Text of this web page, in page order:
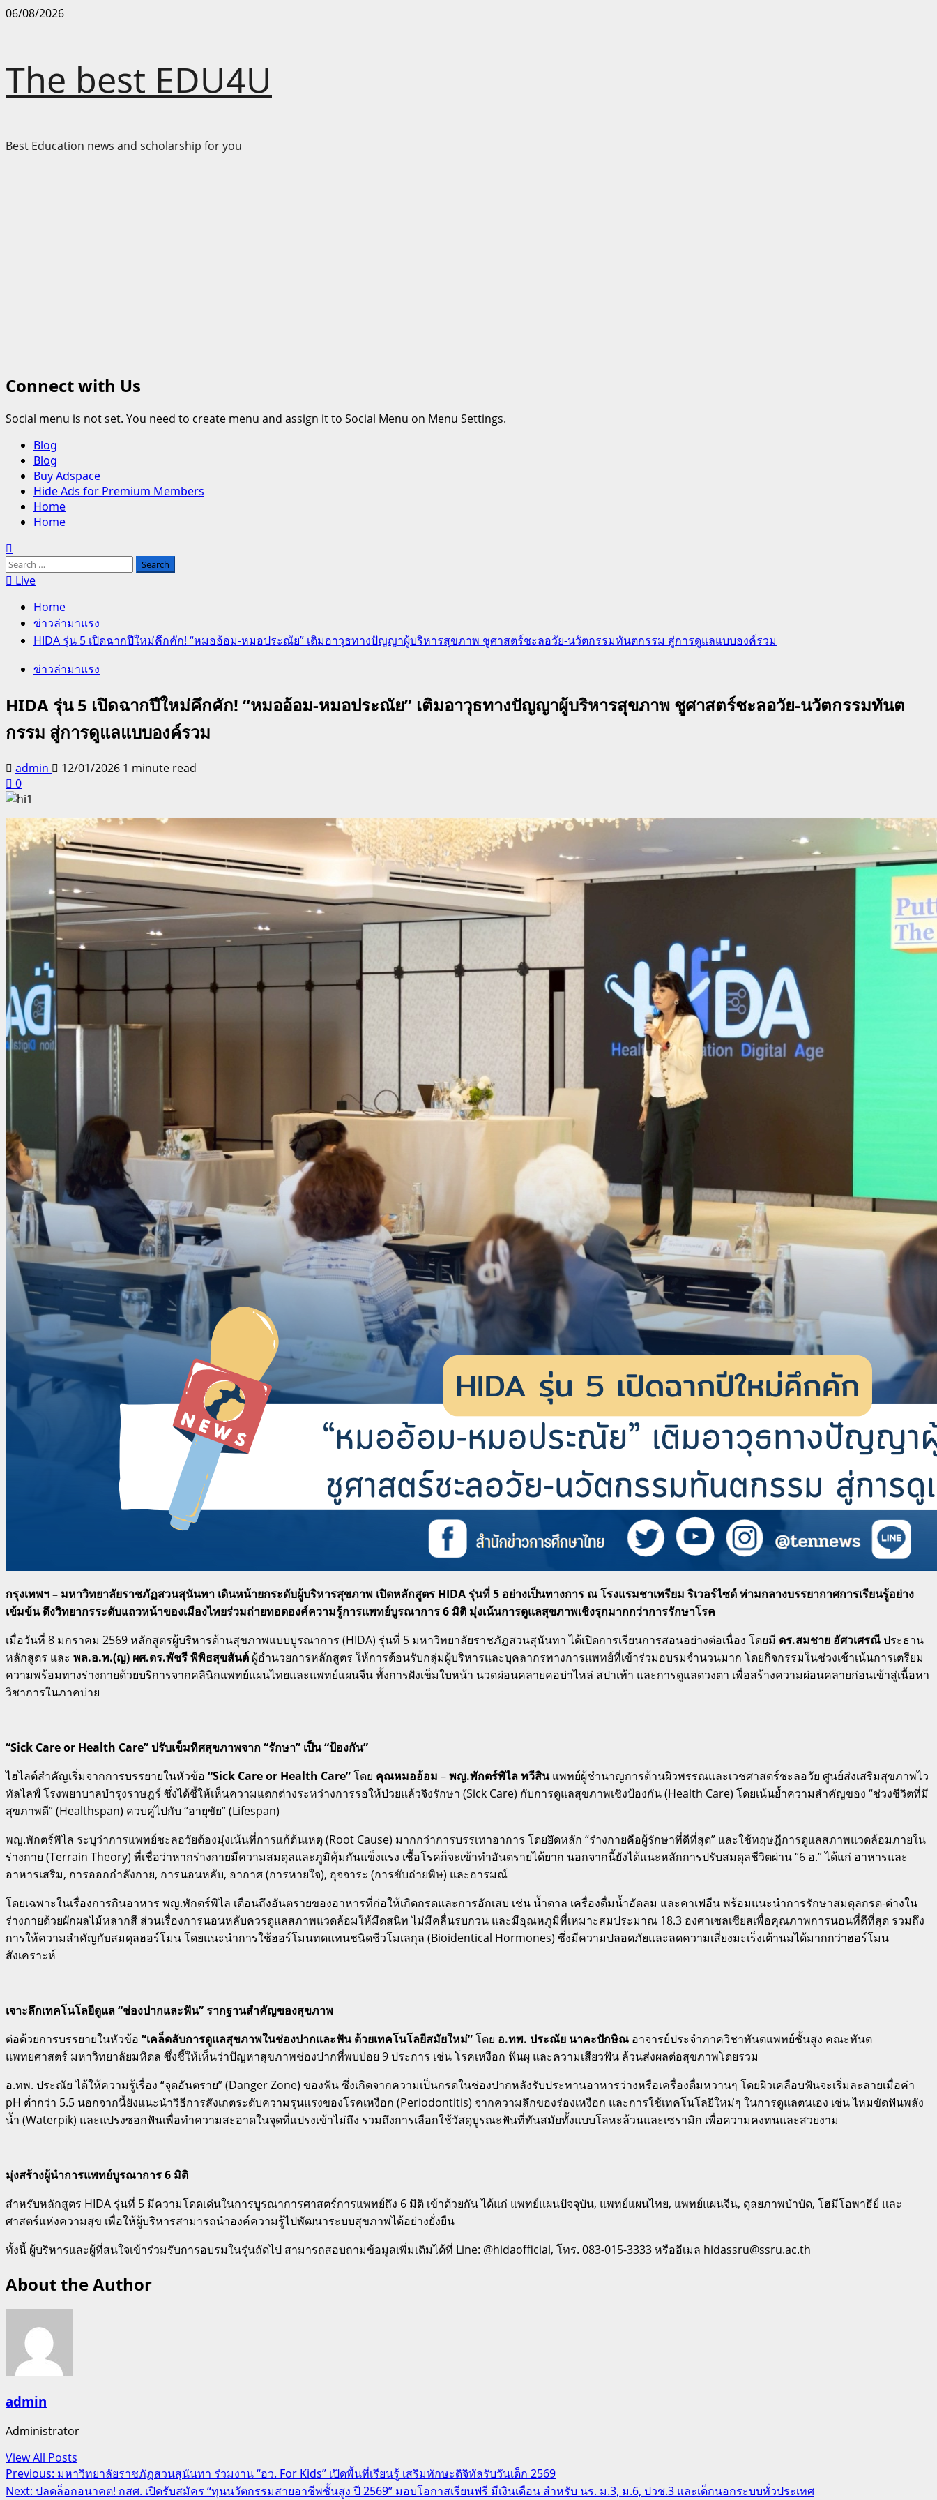
Skip
06/08/2026
The best EDU4U
Best Education news and scholarship for you
Connect with Us
Social menu is not set. You need to create menu and assign it to Social Menu on Menu Settings.
Primary
Menu
Blog
Blog
Buy Adspace
Hide Ads for Premium Members
Home
Home
Search
for:Live
Home
ข่าวล่ามาแรง
HIDA รุ่น 5 เปิดฉากปีใหม่คึกคัก! “หมออ้อม-หมอประณัย” เติมอาวุธทางปัญญาผู้บริหารสุขภาพ ชูศาสตร์ชะลอวัย-นวัตกรรมทันตกรรม สู่การดูแลแบบองค์รวม
ข่าวล่ามาแรง
HIDA รุ่น 5 เปิดฉากปีใหม่คึกคัก! “หมออ้อม-หมอประณัย” เติมอาวุธทางปัญญาผู้บริหารสุขภาพ ชูศาสตร์ชะลอวัย-นวัตกรรมทันต
กรรม สู่การดูแลแบบองค์รวม
admin 12/01/2026 1 minute read
0
กรุงเทพฯ – มหาวิทยาลัยราชภัฏสวนสุนันทา เดินหน้ายกระดับผู้บริหารสุขภาพ เปิดหลักสูตร HIDA รุ่นที่ 5 อย่างเป็นทางการ ณ โรงแรมชาเทรียม ริเวอร์ไซด์ ท่ามกลางบรรยากาศการเรียนรู้อย่าง
เข้มข้น ดึงวิทยากรระดับแถวหน้าของเมืองไทยร่วมถ่ายทอดองค์ความรู้การแพทย์บูรณาการ 6 มิติ มุ่งเน้นการดูแลสุขภาพเชิงรุกมากกว่าการรักษาโรค
เมื่อวันที่ 8 มกราคม 2569 หลักสูตรผู้บริหารด้านสุขภาพแบบบูรณาการ (HIDA) รุ่นที่ 5 มหาวิทยาลัยราชภัฏสวนสุนันทา ได้เปิดการเรียนการสอนอย่างต่อเนื่อง โดยมี ดร.สมชาย อัศวเศรณีประธาน
หลักสูตร และ พล.อ.ท.(ญ) ผศ.ดร.พัชรี พิพิธสุขสันต์ ผู้อำนวยการหลักสูตร ให้การต้อนรับกลุ่มผู้บริหารและบุคลากรทางการแพทย์ที่เข้าร่วมอบรมจำนวนมาก โดยกิจกรรมในช่วงเช้าเน้นการเตรียม
ความพร้อมทางร่างกายด้วยบริการจากคลินิกแพทย์แผนไทยและแพทย์แผนจีน ทั้งการฝังเข็มใบหน้า นวดผ่อนคลายคอบ่าไหล่ สปาเท้า และการดูแลดวงตา เพื่อสร้างความผ่อนคลายก่อนเข้าสู่เนื้อหา
วิชาการในภาคบ่าย
“Sick Care or Health Care” ปรับเข็มทิศสุขภาพจาก “รักษา” เป็น “ป้องกัน”
ไฮไลต์สำคัญเริ่มจากการบรรยายในหัวข้อ “Sick Care or Health Care”โดย คุณหมออ้อม –พญ.พักตร์พิไล ทวีสินแพทย์ผู้ชำนาญการด้านผิวพรรณและเวชศาสตร์ชะลอวัย ศูนย์ส่งเสริมสุขภาพไว
ทัลไลฟ์ โรงพยาบาลบำรุงราษฎร์ ซึ่งได้ชี้ให้เห็นความแตกต่างระหว่างการรอให้ป่วยแล้วจึงรักษา (Sick Care) กับการดูแลสุขภาพเชิงป้องกัน (Health Care) โดยเน้นย้ำความสำคัญของ “ช่วงชีวิตที่มี
สุขภาพดี” (Healthspan) ควบคู่ไปกับ “อายุขัย” (Lifespan)
พญ.พักตร์พิไล ระบุว่าการแพทย์ชะลอวัยต้องมุ่งเน้นที่การแก้ต้นเหตุ (Root Cause) มากกว่าการบรรเทาอาการ โดยยึดหลัก “ร่างกายคือผู้รักษาที่ดีที่สุด” และใช้ทฤษฎีการดูแลสภาพแวดล้อมภายใน
ร่างกาย (Terrain Theory) ที่เชื่อว่าหากร่างกายมีความสมดุลและภูมิคุ้มกันแข็งแรง เชื้อโรคก็จะเข้าทำอันตรายได้ยาก นอกจากนี้ยังได้แนะหลักการปรับสมดุลชีวิตผ่าน “6 อ.”ได้แก่ อาหารและ
อาหารเสริม, การออกกำลังกาย, การนอนหลับ, อากาศ (การหายใจ), อุจจาระ (การขับถ่ายพิษ) และอารมณ์
โดยเฉพาะในเรื่องการกินอาหาร พญ.พักตร์พิไล เตือนถึงอันตรายของอาหารที่ก่อให้เกิดกรดและการอักเสบ เช่น น้ำตาล เครื่องดื่มน้ำอัดลม และคาเฟอีนพร้อมแนะนำการรักษาสมดุลกรด-ด่างใน
ร่างกายด้วยผักผลไม้หลากสี ส่วนเรื่องการนอนหลับควรดูแลสภาพแวดล้อมให้มืดสนิท ไม่มีคลื่นรบกวน และมีอุณหภูมิที่เหมาะสมประมาณ 18.3 องศาเซลเซียสเพื่อคุณภาพการนอนที่ดีที่สุด รวมถึง
การให้ความสำคัญกับสมดุลฮอร์โมน โดยแนะนำการใช้ฮอร์โมนทดแทนชนิดชีวโมเลกุล (Bioidentical Hormones) ซึ่งมีความปลอดภัยและลดความเสี่ยงมะเร็งเต้านมได้มากกว่าฮอร์โมน
สังเคราะห์
เจาะลึกเทคโนโลยีดูแล “ช่องปากและฟัน” รากฐานสำคัญของสุขภาพ
ต่อด้วยการบรรยายในหัวข้อ “เคล็ดลับการดูแลสุขภาพในช่องปากและฟัน ด้วยเทคโนโลยีสมัยใหม่”โดย อ.ทพ. ประณัย นาคะปักษิณ อาจารย์ประจำภาควิชาทันตแพทย์ชั้นสูง คณะทันต
แพทยศาสตร์ มหาวิทยาลัยมหิดล ซึ่งชี้ให้เห็นว่าปัญหาสุขภาพช่องปากที่พบบ่อย 9 ประการ เช่น โรคเหงือก ฟันผุ และความเสียวฟัน ล้วนส่งผลต่อสุขภาพโดยรวม
อ.ทพ. ประณัย ได้ให้ความรู้เรื่อง “จุดอันตราย” (Danger Zone) ของฟัน ซึ่งเกิดจากความเป็นกรดในช่องปากหลังรับประทานอาหารว่างหรือเครื่องดื่มหวานๆ โดยผิวเคลือบฟันจะเริ่มละลายเมื่อค่า
pH ต่ำกว่า 5.5 นอกจากนี้ยังแนะนำวิธีการสังเกตระดับความรุนแรงของโรคเหงือก (Periodontitis) จากความลึกของร่องเหงือก และการใช้เทคโนโลยีใหม่ๆ ในการดูแลตนเอง เช่น ไหมขัดฟันพลัง
น้ำ (Waterpik) และแปรงซอกฟันเพื่อทำความสะอาดในจุดที่แปรงเข้าไม่ถึง รวมถึงการเลือกใช้วัสดุบูรณะฟันที่ทันสมัยทั้งแบบโลหะล้วนและเซรามิก เพื่อความคงทนและสวยงาม
มุ่งสร้างผู้นำการแพทย์บูรณาการ 6 มิติ
สำหรับหลักสูตร HIDA รุ่นที่ 5 มีความโดดเด่นในการบูรณาการศาสตร์การแพทย์ถึง 6 มิติ เข้าด้วยกัน ได้แก่ แพทย์แผนปัจจุบัน, แพทย์แผนไทย, แพทย์แผนจีน, ดุลยภาพบำบัด, โฮมีโอพาธีย์ และ
ศาสตร์แห่งความสุข เพื่อให้ผู้บริหารสามารถนำองค์ความรู้ไปพัฒนาระบบสุขภาพได้อย่างยั่งยืน
ทั้งนี้ ผู้บริหารและผู้ที่สนใจเข้าร่วมรับการอบรมในรุ่นถัดไป สามารถสอบถามข้อมูลเพิ่มเติมได้ที่ Line: @hidaofficial, โทร. 083-015-3333 หรืออีเมล hidassru@ssru.ac.th
About the Author
admin
Administrator
View All Posts
Post
Previous: มหาวิทยาลัยราชภัฏสวนสุนันทา ร่วมงาน “อว. For Kids” เปิดพื้นที่เรียนรู้ เสริมทักษะดิจิทัลรับวันเด็ก 2569
Next: ปลดล็อกอนาคต! กสศ. เปิดรับสมัคร “ทุนนวัตกรรมสายอาชีพชั้นสูง ปี 2569” มอบโอกาสเรียนฟรี มีเงินเดือน สำหรับ นร. ม.3, ม.6, ปวช.3 และเด็กนอกระบบทั่วประเทศ